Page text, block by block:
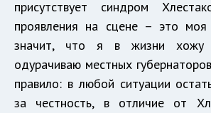
присутствует синдром
проявления на сцене – это
значит, что я в жизни
одурачиваю местных
правило: в любой ситуации
за честность, в отличие от